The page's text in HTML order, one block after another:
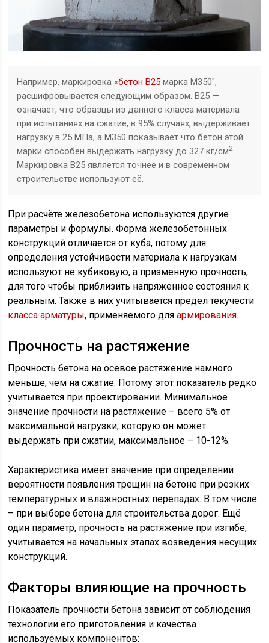
Например, маркировка «бетон В25 марка М350″,
расшифровывается следующим образом. В25 —
означает, что образцы из данного класса материала
при испытаниях на сжатие, в 95% случаях, выдерживает
нагрузку в 25 МПа, а М350 показывает что бетон этой
марки способен выдержать нагрузку до 327 кг/см2.
Маркировка В25 является точнее и в современном
строительстве используют её.
При расчёте железобетона используются другие
параметры и формулы. Форма железобетонных
конструкций отличается от куба, потому для
определения устойчивости материала к нагрузкам
используют не кубиковую, а призменную прочность,
для того чтобы приблизить напряженное состояния к
реальным. Также в них учитывается предел текучести
класса арматуры, применяемого дляармирования.
Прочность на растяжение
Прочность бетона на осевое растяжение намного
меньше, чем на сжатие. Потому этот показатель редко
учитывается при проектировании. Минимальное
значение прочности на растяжение – всего 5% от
максимальной нагрузки, которую он может
выдержать при сжатии, максимальное – 10-12%.
Характеристика имеет значение при определении
вероятности появления трещин на бетоне при резких
температурных и влажностных перепадах. В том числе
– при выборе бетона для строительства дорог. Ещё
один параметр, прочность на растяжение при изгибе,
учитывается на начальных этапах возведения несущих
конструкций.
Факторы влияющие на прочность
Показатель прочности бетона зависит от соблюдения
технологии его приготовления и качества
используемых компонентов: